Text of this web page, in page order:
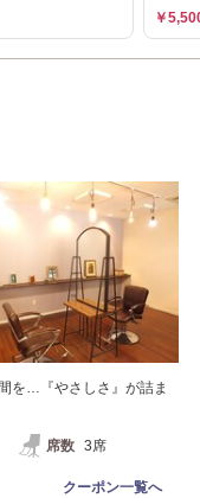
￥
を…『やさしさ』が詰ま
席数 3席
クーポン一覧へ